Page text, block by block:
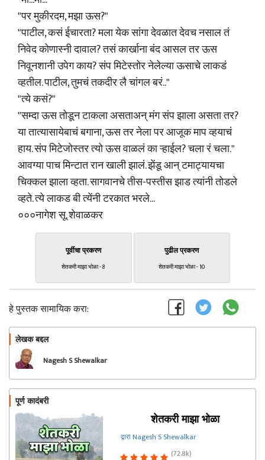
"पर मुकीरदम, मझा ऊस?"
"पाटील, कसं ईचारता? मला येक सांगा देवळात देवच नसाल तं
निवेद कोणास्नी दावाल? तसं कार्खाना बंद आसल तर ऊस
निवूनशानी उपेग काय? संप मिटेस्तोर नेलेल्या ऊसाचे लाकडं
व्हतील. पाटील, तुमचं तकदीर लै चांगल बरं.."
"त्ये कसं?"
"सम्दा ऊस तोडून टाकला असताअन् मंग संप झाला असता तर?
या तात्यासायेबाचं बगाना, ऊस तर नेला पर आजूक माप व्हयाचं
हाय. संप मिटेजोस्तर त्यो ऊस वाळलं का ऱ्हाईल? चला रं चला."
आवग्या पाच मिन्टात रान खाली झालं. झेंडू आन् टमाट्यायचा
चिक्कल झाला व्हता. सागवानचे तीस-पस्तीस झाड त्यांनी तोडले
व्हते. त्ये लाकड बी त्येंनी टरकात भरले...
०००नागेश सू. शेवाळकर
पूर्वीचा प्रकरण
शेतकरी माझा भोळा - 8
पुढील प्रकरण
शेतकरी माझा भोळा - 10
हे पुस्तक सामायिक करा:
लेखक बद्दल
Nagesh S Shewalkar
पूर्ण कादंबरी
शेतकरी माझा भोळा
द्वारा Nagesh S Shewalkar
(72.8k)